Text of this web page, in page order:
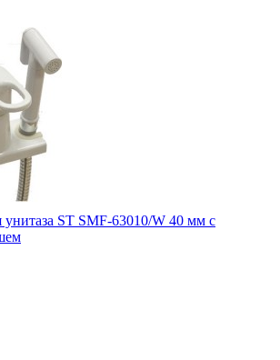
унитаза ST SMF-63010/W 40 мм с